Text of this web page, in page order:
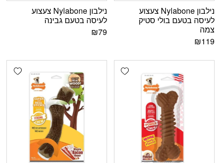
נילבון Nylabone צעצוע
לעיסה בטעם בולי סטיק
צמה
₪119
נילבון Nylabone צעצוע
לעיסה בטעם גבינה
₪79
Add wishlist